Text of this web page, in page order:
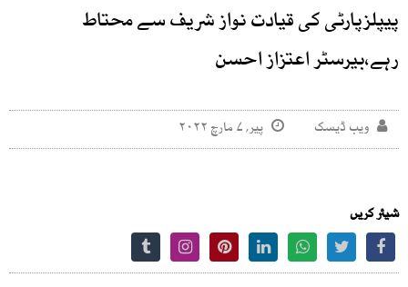
پیپلزپارٹی کی قیادت نواز شریف سے محتاط
رہے،بیرسٹر اعتزاز احسن
ویب ڈیسک پیر, ۷ مارچ ۲۰۲۲
شیئر کریں